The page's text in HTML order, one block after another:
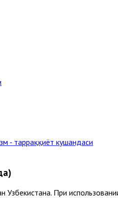
- тарраққиёт кушандаси
При